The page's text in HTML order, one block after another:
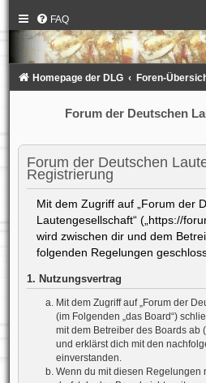
FAQ
Homepage der DLG Foren-
Forum der Deutschen
Forum der Deutschen
Registrierung
Mit dem Zugriff auf „Forum der
Lautengesellschaft“ („https://
wird zwischen dir und dem
folgenden Regelungen
1. Nutzungsvertrag
Mit dem Zugriff auf „Forum der
(im Folgenden „das Board“)
mit dem Betreiber des Boards ab
und erklärst dich mit den
einverstanden.
Wenn du mit diesen Regelungen